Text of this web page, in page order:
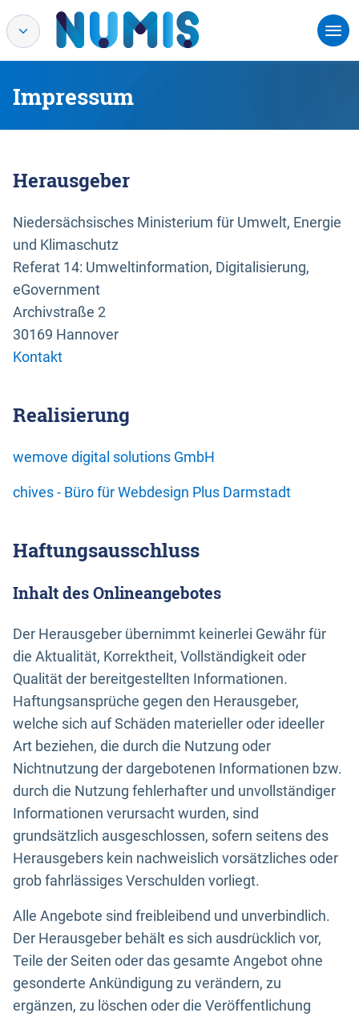
Impressum
Herausgeber
Niedersächsisches Ministerium für Umwelt, Energie
und Klimaschutz
Referat 14: Umweltinformation, Digitalisierung,
eGovernment
Archivstraße 2
30169 Hannover
Kontakt
Realisierung
wemove digital solutions GmbH
chives - Büro für Webdesign Plus Darmstadt
Haftungsausschluss
Inhalt des Onlineangebotes
Der Herausgeber übernimmt keinerlei Gewähr für
die Aktualität, Korrektheit, Vollständigkeit oder
Qualität der bereitgestellten Informationen.
Haftungsansprüche gegen den Herausgeber,
welche sich auf Schäden materieller oder ideeller
Art beziehen, die durch die Nutzung oder
Nichtnutzung der dargebotenen Informationen bzw.
durch die Nutzung fehlerhafter und unvollständiger
Informationen verursacht wurden, sind
grundsätzlich ausgeschlossen, sofern seitens des
Herausgebers kein nachweislich vorsätzliches oder
grob fahrlässiges Verschulden vorliegt.
Alle Angebote sind freibleibend und unverbindlich.
Der Herausgeber behält es sich ausdrücklich vor,
Teile der Seiten oder das gesamte Angebot ohne
gesonderte Ankündigung zu verändern, zu
ergänzen, zu löschen oder die Veröffentlichung